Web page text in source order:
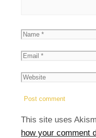
This site uses
how your comment